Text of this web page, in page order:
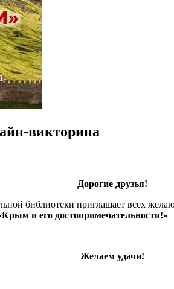
викторина
Дорогие друзья!
библиотеки приглашает всех
и его достопримечательности!»
Желаем удачи!